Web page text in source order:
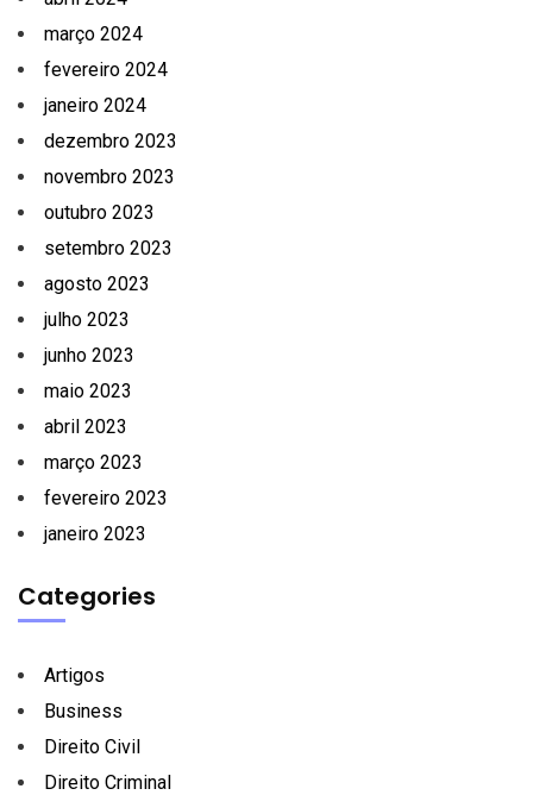
março 2024
fevereiro 2024
janeiro 2024
dezembro 2023
novembro 2023
outubro 2023
setembro 2023
agosto 2023
julho 2023
junho 2023
maio 2023
abril 2023
março 2023
fevereiro 2023
janeiro 2023
Categories
Artigos
Business
Direito Civil
Direito Criminal